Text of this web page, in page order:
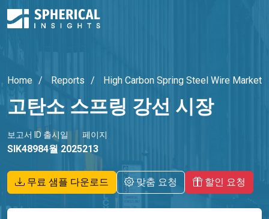
Home Reports High Carbon Spring Steel Wire Market
고탄소 스프링 강선 시장
보고서 ID
SIK4898
출시일
4월 2025
페이지
213
무료 샘플 다운로드 맞춤 요청 할인 요청